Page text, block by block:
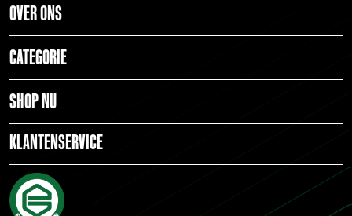
OVER ONS
CATEGORIE
SHOP NU
KLANTENSERVICE